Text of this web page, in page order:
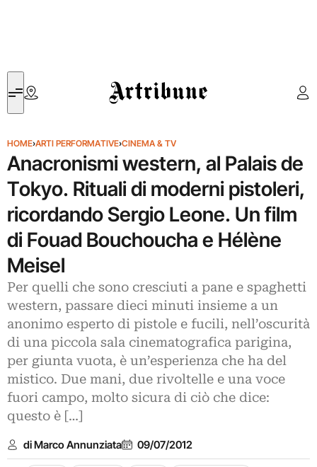
Artribune
HOME›ARTI PERFORMATIVE›CINEMA & TV
Anacronismi western, al Palais de
Tokyo. Rituali di moderni pistoleri,
ricordando Sergio Leone. Un film
di Fouad Bouchoucha e Hélène
Meisel
Per quelli che sono cresciuti a pane e spaghetti
western, passare dieci minuti insieme a un
anonimo esperto di pistole e fucili, nell’oscurità
di una piccola sala cinematografica parigina,
per giunta vuota, è un’esperienza che ha del
mistico. Due mani, due rivoltelle e una voce
fuori campo, molto sicura di ciò che dice:
questo è […]
di Marco Annunziata 09/07/2012